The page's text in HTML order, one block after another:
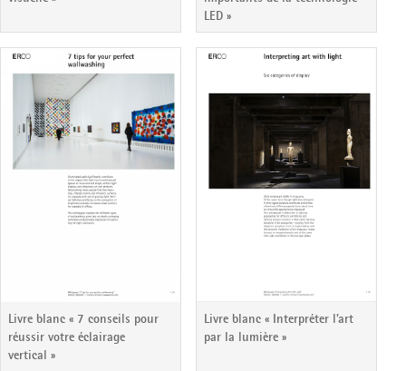
LED »
Livre blanc « 7 conseils pour
réussir votre éclairage
vertical »
Livre blanc « Interpréter l’art
par la lumière »